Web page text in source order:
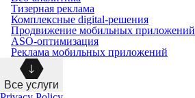
Тизерная реклама
Комплексные digital-решения
Продвижение мобильных приложений
ASO-оптимизация
Реклама мобильных приложений
Все услуги